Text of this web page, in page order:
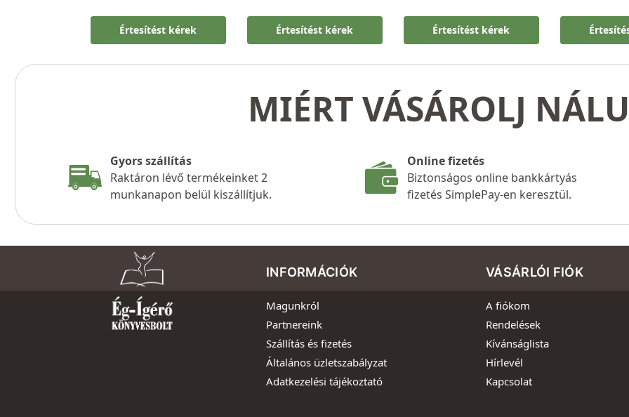
Értesítést kérek Értesítést kérek Értesítést kérek
MIÉRT VÁSÁROLJ
Gyors szállítás
Raktáron lévő termékeinket 2
munkanapon belül kiszállítjuk.
Online fizetés
Biztonságos online bankkártyás
fizetés SimplePay-en keresztül.
INFORMÁCIÓK
Magunkról
Partnereink
Szállítás és fizetés
Általános üzletszabályzat
Adatkezelési tájékoztató
VÁSÁRLÓI FIÓK
A fiókom
Rendelések
Kívánságlista
Hírlevél
Kapcsolat